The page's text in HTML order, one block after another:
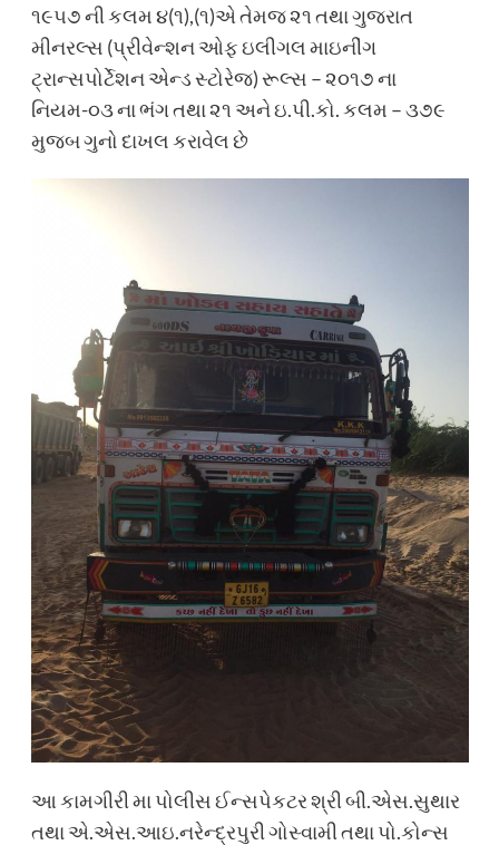
૧૯૫૭ ની કલમ ૪(૧),(૧)એ તેમજ ૨૧ તથા ગુજરાત
મીનરલ્સ (પ્રીવેન્શન ઓફ ઇલીગલ માઇનીંગ
ટ્રાન્સપોર્ટેશન એન્ડ સ્ટોરેજ) રૂલ્સ – ૨૦૧૭ ના
નિયમ-૦૩ ના ભંગ તથા ૨૧ અને ઇ.પી.કો. કલમ – ૩૭૯
મુજબ ગુનો દાખલ કરાવેલ છે
આ કામગીરી મા પોલીસ ઈન્સપેકટર શ્રી બી.એસ.સુથાર
તથા એ.એસ.આઇ.નરેન્દ્રપુરી ગોસ્વામી તથા પો.કોન્સ